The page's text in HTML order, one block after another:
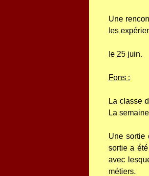
Une
les
le 25 juin.
Fons :
La classe
La
Une sortie
sortie a
avec
métiers.